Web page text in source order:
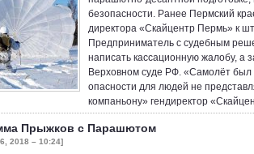
безопасности. Ранее Пермский
директора «Скайцентр Пермь» к
Предприниматель с судебным
написать кассационную жалобу, а
Верховном суде РФ. «Самолёт был
опасности для людей не
компаньону» гендиректор
Прыжков с Парашютом
2018 – 10:24]